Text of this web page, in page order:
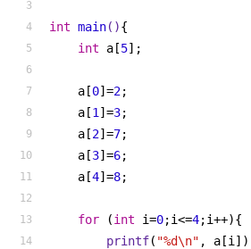
int main(){
int a[5];
    a[
0]=2;
    a[
1 ]=3;
    a[
2]=7;
    a[
3]=6;
    a[
4]=8;
for (int i=0;i<=4;i++){
printf( "%d\n" ,